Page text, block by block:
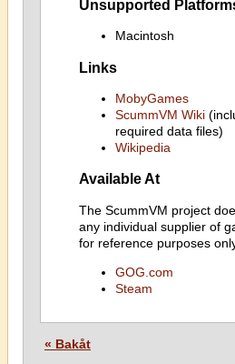
Unsupported
Macintosh
Links
MobyGames
ScummVM Wiki
required data files)
Wikipedia
Available At
The ScummVM project
any individual supplier of
for reference purposes
GOG.com
Steam
« Bakåt